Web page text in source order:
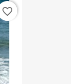
favorite_border